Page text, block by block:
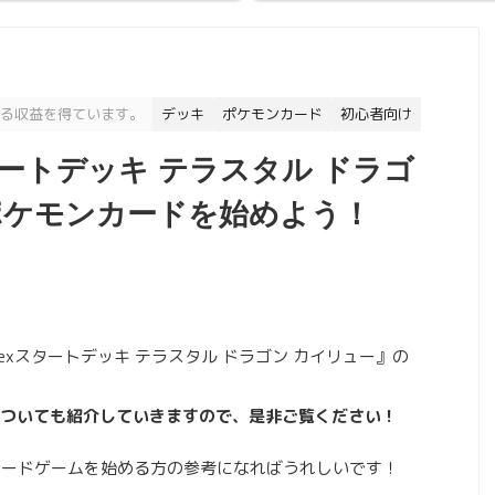
収益を得ています。 デッキ ポケモンカード 初心者向け
トデッキ テラスタル ドラゴ
モンカードを始めよう！
タートデッキ テラスタル ドラゴン カイリュー』の
いても紹介していきますので、是非ご覧ください！
ドゲームを始める方の参考になればうれしいです！